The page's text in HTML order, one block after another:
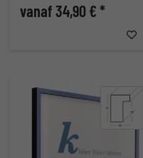
vanaf 34,90 € *